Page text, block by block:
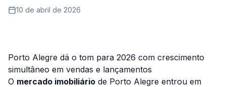
10 de abril de 2026
Porto Alegre dá o tom para 2026 com crescimento
simultâneo em vendas e lançamentos
O mercado imobiliário de Porto Alegre entrou em